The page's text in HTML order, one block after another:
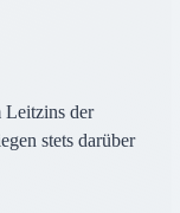
Leitzins der
stets darüber